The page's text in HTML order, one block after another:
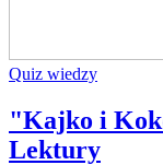
Quiz wiedzy
"Kajko i
Lektury